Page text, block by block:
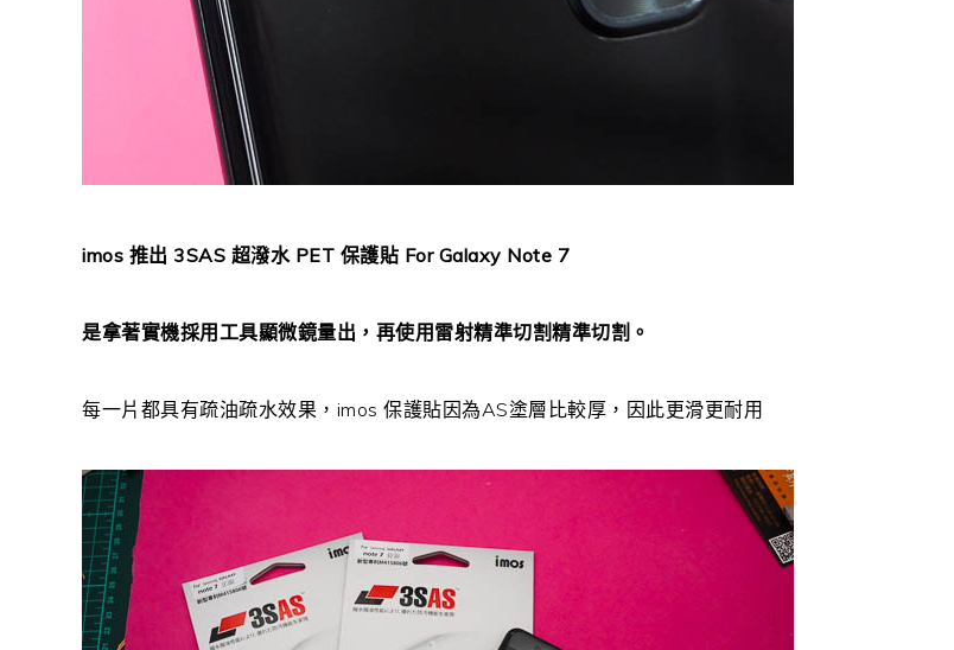
imos 推出 3SAS 超潑水 PET 保護貼 For Galaxy Note 7
是拿著實機採用工具顯微鏡量出，再使用雷射精準切割精準切割。
每一片都具有疏油疏水效果，imos 保護貼因為AS塗層比較厚，因此更滑更耐用